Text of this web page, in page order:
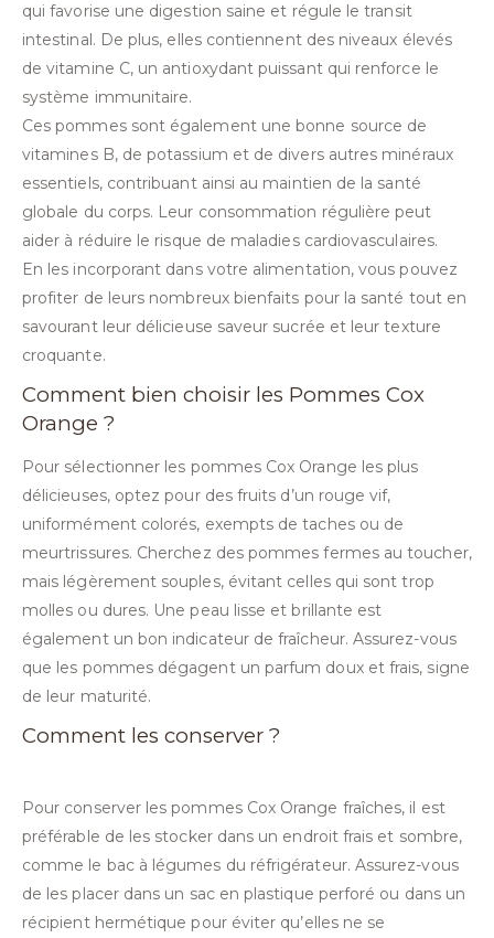
qui favorise une digestion saine et régule le transit
intestinal. De plus, elles contiennent des niveaux élevés
de vitamine C, un antioxydant puissant qui renforce le
système immunitaire.
Ces pommes sont également une bonne source de
vitamines B, de potassium et de divers autres minéraux
essentiels, contribuant ainsi au maintien de la santé
globale du corps. Leur consommation régulière peut
aider à réduire le risque de maladies cardiovasculaires.
En les incorporant dans votre alimentation, vous pouvez
profiter de leurs nombreux bienfaits pour la santé tout en
savourant leur délicieuse saveur sucrée et leur texture
croquante.
Comment bien choisir les Pommes Cox
Orange ?
Pour sélectionner les pommes Cox Orange les plus
délicieuses, optez pour des fruits d’un rouge vif,
uniformément colorés, exempts de taches ou de
meurtrissures. Cherchez des pommes fermes au toucher,
mais légèrement souples, évitant celles qui sont trop
molles ou dures. Une peau lisse et brillante est
également un bon indicateur de fraîcheur. Assurez-vous
que les pommes dégagent un parfum doux et frais, signe
de leur maturité.
Comment les conserver ?
Pour conserver les pommes Cox Orange fraîches, il est
préférable de les stocker dans un endroit frais et sombre,
comme le bac à légumes du réfrigérateur. Assurez-vous
de les placer dans un sac en plastique perforé ou dans un
récipient hermétique pour éviter qu’elles ne se